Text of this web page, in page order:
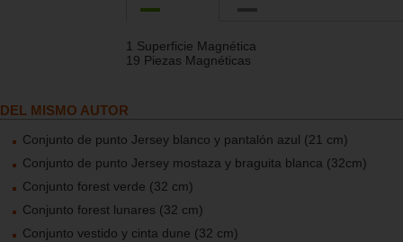
1 Superficie Magnética
19 Piezas Magnéticas
DEL MISMO AUTOR
Conjunto de punto Jersey blanco y pantalón azul (21 cm)
Conjunto de punto Jersey mostaza y braguita blanca (32cm)
Conjunto forest verde (32 cm)
Conjunto forest lunares (32 cm)
Conjunto vestido y cinta dune (32 cm)